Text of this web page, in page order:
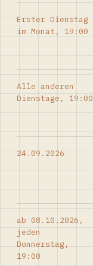
Erster Dienstag
im Monat, 19:00
Alle anderen
Dienstage, 19:00
24.09.2026
ab 08.10.2026,
jeden
Donnerstag,
19:00